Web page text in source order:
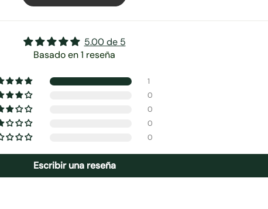
5.00 de 5
Basado en 1 reseña
1
0
0
0
0
Escribir una reseña